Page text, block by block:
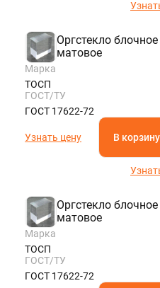
Оргстекло
матовое
Марка
ТОСП
ГОСТ/ТУ
ГОСТ 17622-72
Узнать цену В корзину
Оргстекло
матовое
Марка
ТОСП
ГОСТ/ТУ
ГОСТ 17622-72